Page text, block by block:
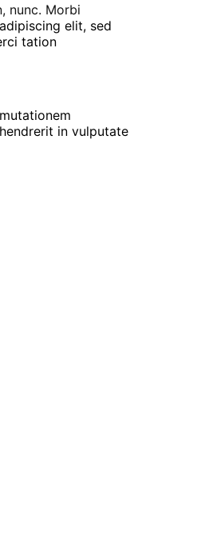
nunc. Morbi
elit, sed
tation
in vulputate